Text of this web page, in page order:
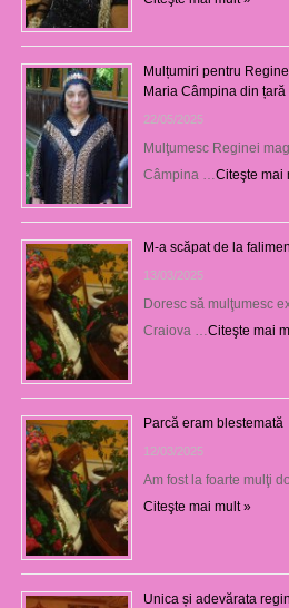
Mulțumiri pentru
Maria Câmpina din țară
22/05/2025
Mulţumesc Reginei
Câmpina … Citeşte mai
M-a scăpat de la
13/03/2025
Doresc să mulţumesc
Craiova … Citeşte mai
Parcă eram blestemată
12/03/2025
Am fost la foarte mulţi
Citeşte mai mult »
Unica și adevărata